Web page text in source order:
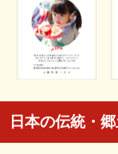
日本の伝統・